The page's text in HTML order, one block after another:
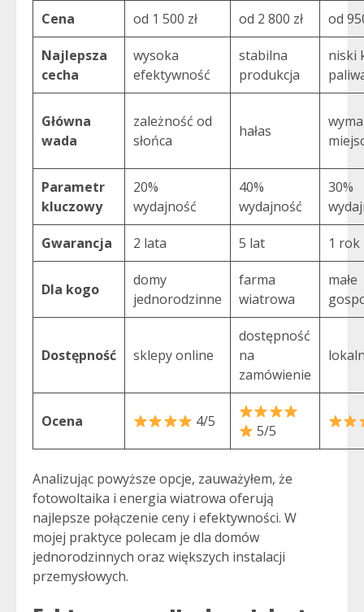
Cena od 1 500 zł od 2 800 zł od
Najlepsza
cecha
wysoka
efektywność
stabilna
produkcja
niski
Główna
wada
zależność od
słońca
hałas
Parametr
kluczowy
20%
wydajność
40%
wydajność
30%
Gwarancja 2 lata 5 lat 1 rok
Dla kogo
domy
jednorodzinne
farma
wiatrowa
małe
Dostępność sklepy online
dostępność
na
zamówienie
Ocena 4/5
5/5
Analizując powyższe opcje, zauważyłem, że
fotowoltaika i energia wiatrowa oferują
najlepsze połączenie ceny i efektywności. W
mojej praktyce polecam je dla domów
jednorodzinnych oraz większych instalacji
przemysłowych.